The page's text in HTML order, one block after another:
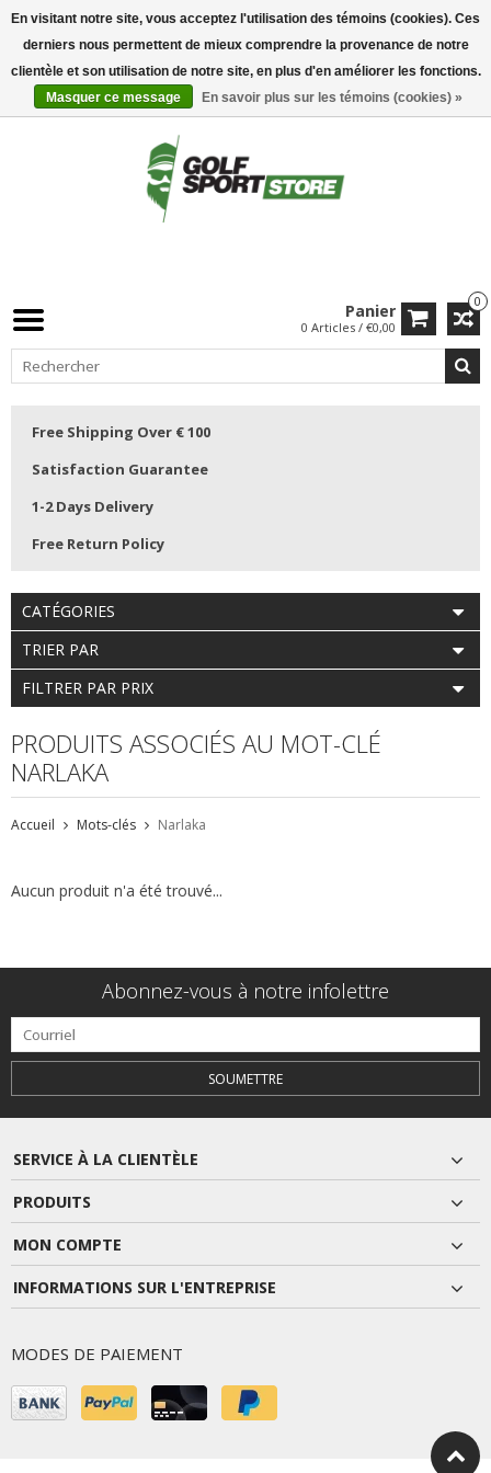
0
Panier
0 Articles / €0,00
Free Shipping Over € 100
Satisfaction Guarantee
1-2 Days Delivery
Free Return Policy
CATÉGORIES
TRIER PAR
FILTRER PAR PRIX
PRODUITS ASSOCIÉS AU MOT-CLÉ
NARLAKA
Accueil Mots-clés Narlaka
Aucun produit n'a été trouvé...
Abonnez-vous à notre infolettre
SOUMETTRE
SERVICE À LA CLIENTÈLE
PRODUITS
MON COMPTE
INFORMATIONS SUR L'ENTREPRISE
MODES DE PAIEMENT
En visitant notre site, vous acceptez l'utilisation des témoins (cookies). Ces
derniers nous permettent de mieux comprendre la provenance de notre
clientèle et son utilisation de notre site, en plus d'en améliorer les fonctions.
Masquer ce message
En savoir plus sur les témoins (cookies) »